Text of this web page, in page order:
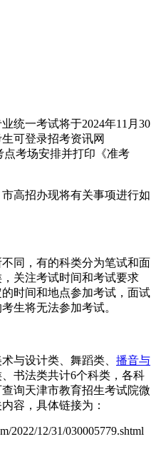
统一考试将于2024年11月30
可登录招考资讯网
点考场安排并打印《准考
高招办现将有关事项进行如
同，有的科类分为笔试和面
关注考试时间和考试要求
时间和地点参加考试，面试
生将无法参加考试。
与设计类、舞蹈类、 播音与
书法类共计6个科类，各科
询天津市教育招生考试院微
容，具体链接为：
2022/12/31/030005779.shtml